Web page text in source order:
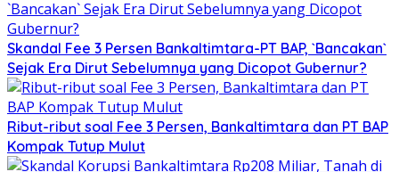
Skandal Fee 3 Persen Bankaltimtara-PT BAP, `Bancakan`
Sejak Era Dirut Sebelumnya yang Dicopot Gubernur?
Ribut-ribut soal Fee 3 Persen, Bankaltimtara dan PT BAP
Kompak Tutup Mulut